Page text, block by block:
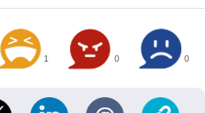
1 0 0